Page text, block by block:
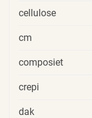
cellulose
cm
composiet
crepi
dak